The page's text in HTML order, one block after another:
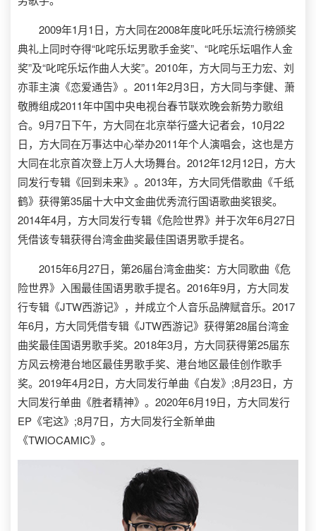
2009年1月1日，方大同在2008年度叱吒乐坛流行榜颁奖
典礼上同时夺得“叱咤乐坛男歌手金奖”、“叱咤乐坛唱作人金
奖”及“叱咤乐坛作曲人大奖”。2010年，方大同与王力宏、刘
亦菲主演《恋爱通告》。2011年2月3日，方大同与李健、萧
敬腾组成2011年中国中央电视台春节联欢晚会新势力歌组
合。9月7日下午，方大同在北京举行盛大记者会，10月22
日，方大同在万事达中心举办2011年个人演唱会，这也是方
大同在北京首次登上万人大场舞台。2012年12月12日，方大
同发行专辑《回到未来》。2013年，方大同凭借歌曲《千纸
鹤》获得第35届十大中文金曲优秀流行国语歌曲奖银奖。
2014年4月，方大同发行专辑《危险世界》并于次年6月27日
凭借该专辑获得台湾金曲奖最佳国语男歌手提名。
2015年6月27日，第26届台湾金曲奖：方大同歌曲《危
险世界》入围最佳国语男歌手提名。2016年9月，方大同发
行专辑《JTW西游记》，并成立个人音乐品牌赋音乐。2017
年6月，方大同凭借专辑《JTW西游记》获得第28届台湾金
曲奖最佳国语男歌手奖。2018年3月，方大同获得第25届东
方风云榜港台地区最佳男歌手奖、港台地区最佳创作歌手
奖。2019年4月2日，方大同发行单曲《白发》;8月23日，方
大同发行单曲《胜者精神》。2020年6月19日，方大同发行
EP《宅这》;8月7日，方大同发行全新单曲
《TWIOCAMIC》。